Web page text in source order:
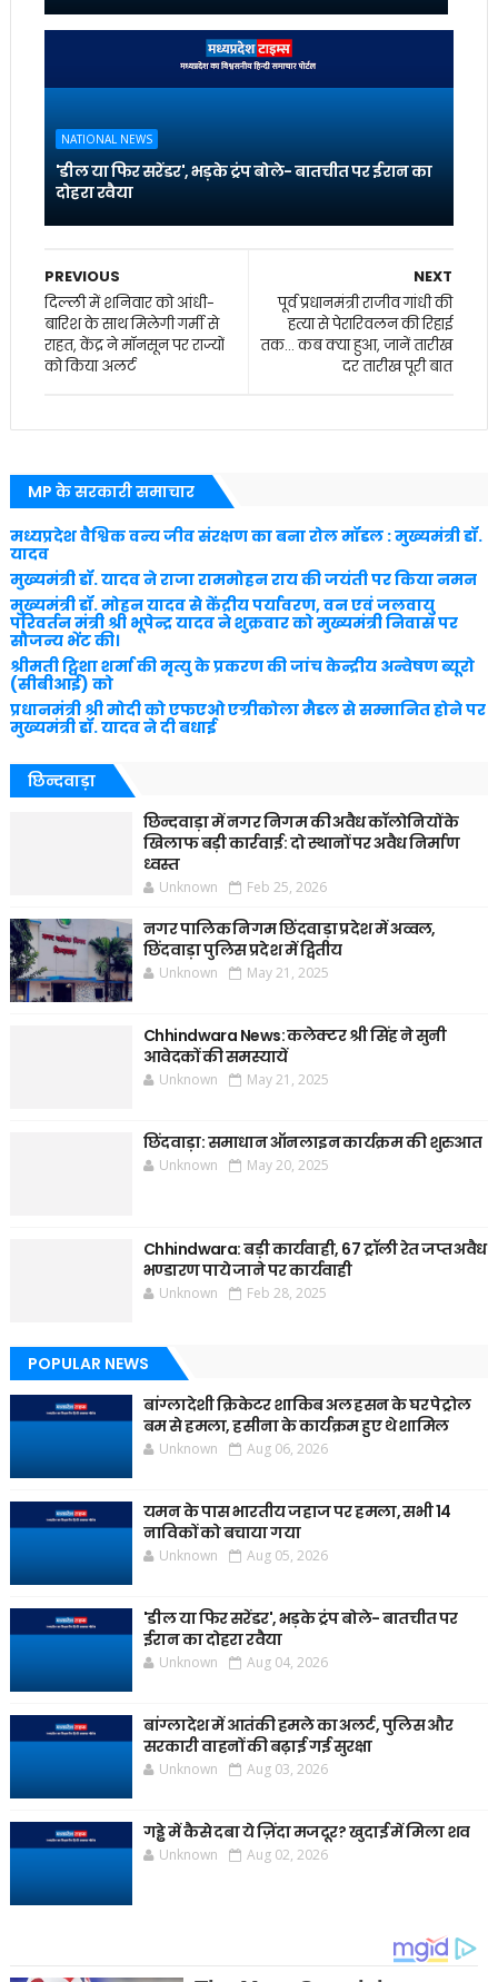
NATIONAL NEWS
'डील या फिर सरेंडर', भड़के ट्रंप बोले- बातचीत पर ईरान का
दोहरा रवैया
NEXT
पूर्व प्रधानमंत्री राजीव गांधी की
हत्या से पेरारिवलन की रिहाई
तक... कब क्या हुआ, जानें तारीख
दर तारीख पूरी बात
PREVIOUS
दिल्ली में शनिवार को आंधी-
बारिश के साथ मिलेगी गर्मी से
राहत, केंद्र ने मॉनसून पर राज्यों
को किया अलर्ट
MP के सरकारी समाचार
मध्यप्रदेश वैश्विक वन्य जीव संरक्षण का बना रोल मॉडल : मुख्यमंत्री डॉ.
यादव
मुख्यमंत्री डॉ. यादव ने राजा राममोहन राय की जयंती पर किया नमन
मुख्यमंत्री डॉ. मोहन यादव से केंद्रीय पर्यावरण, वन एवं जलवायु
परिवर्तन मंत्री श्री भूपेन्द्र यादव ने शुक्रवार को मुख्यमंत्री निवास पर
सौजन्य भेंट की।
श्रीमती ट्विशा शर्मा की मृत्यु के प्रकरण की जांच केन्द्रीय अन्वेषण ब्यूरो
(सीबीआई) को
प्रधानमंत्री श्री मोदी को एफएओ एग्रीकोला मैडल से सम्मानित होने पर
मुख्यमंत्री डॉ. यादव ने दी बधाई
छिन्दवाड़ा
छिन्दवाड़ा में नगर निगम की अवैध कॉलोनियों के
खिलाफ बड़ी कार्रवाई: दो स्थानों पर अवैध निर्माण
ध्वस्त
Unknown Feb 25, 2026
नगर पालिक निगम छिंदवाड़ा प्रदेश में अव्वल,
छिंदवाड़ा पुलिस प्रदेश में द्वितीय
Unknown May 21, 2025
Chhindwara News: कलेक्टर श्री सिंह ने सुनी
आवेदकों की समस्यायें
Unknown May 21, 2025
छिंदवाड़ा: समाधान ऑनलाइन कार्यक्रम की शुरुआत
Unknown May 20, 2025
Chhindwara: बड़ी कार्यवाही, 67 ट्रॉली रेत जप्त अवैध
भण्डारण पाये जाने पर कार्यवाही
Unknown Feb 28, 2025
POPULAR NEWS
बांग्लादेशी क्रिकेटर शाकिब अल हसन के घर पेट्रोल
बम से हमला, हसीना के कार्यक्रम हुए थे शामिल
Unknown Aug 06, 2026
यमन के पास भारतीय जहाज पर हमला, सभी 14
नाविकों को बचाया गया
Unknown Aug 05, 2026
'डील या फिर सरेंडर', भड़के ट्रंप बोले- बातचीत पर
ईरान का दोहरा रवैया
Unknown Aug 04, 2026
बांग्लादेश में आतंकी हमले का अलर्ट, पुलिस और
सरकारी वाहनों की बढ़ाई गई सुरक्षा
Unknown Aug 03, 2026
गड्ढे में कैसे दबा ये ज़िंदा मजदूर? खुदाई में मिला शव
Unknown Aug 02, 2026